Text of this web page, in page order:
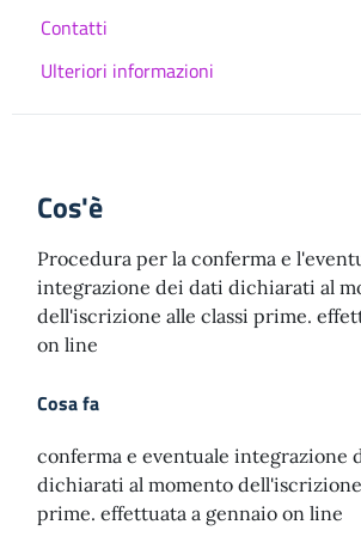
Contatti
Ulteriori informazioni
Cos'è
Procedura per la conferma e
integrazione dei dati dichiarati al
dell'iscrizione alle classi prime.
on line
Cosa fa
conferma e eventuale integrazione
dichiarati al momento dell'iscrizione
prime. effettuata a gennaio on line